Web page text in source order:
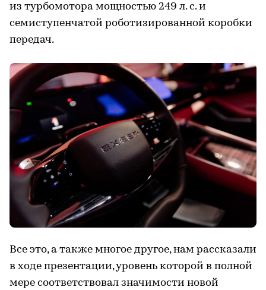
из турбомотора мощностью 249 л. с. и
семиступенчатой роботизированной коробки
передач.
Все это, а также многое другое, нам рассказали
в ходе презентации, уровень которой в полной
мере соответствовал значимости новой